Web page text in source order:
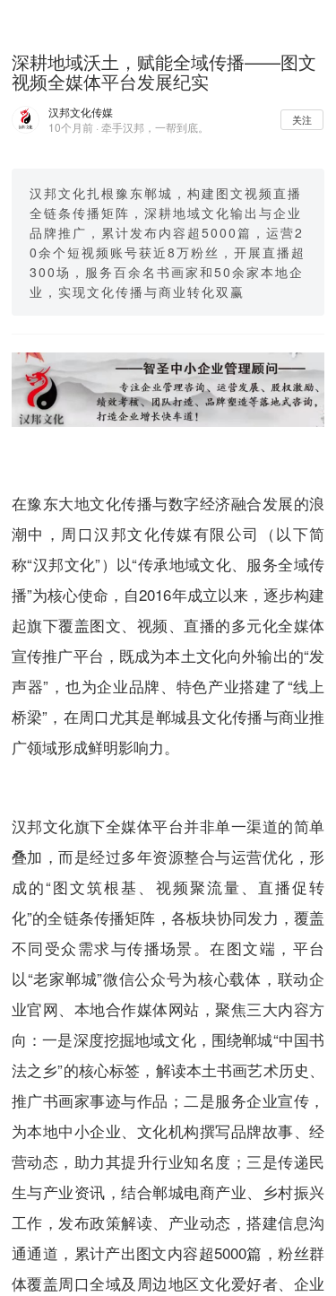
深耕地域沃土，赋能全域传播——图文
视频全媒体平台发展纪实
汉邦文化传媒
10个月前 · 牵手汉邦，一帮到底。
关注
汉邦文化扎根豫东郸城，构建图文视频直播
全链条传播矩阵，深耕地域文化输出与企业
品牌推广，累计发布内容超5000篇，运营2
0余个短视频账号获近8万粉丝，开展直播超
300场，服务百余名书画家和50余家本地企
业，实现文化传播与商业转化双赢
在豫东大地文化传播与数字经济融合发展的浪
潮中，周口汉邦文化传媒有限公司（以下简
称“汉邦文化”）以“传承地域文化、服务全域传
播”为核心使命，自2016年成立以来，逐步构建
起旗下覆盖图文、视频、直播的多元化全媒体
宣传推广平台，既成为本土文化向外输出的“发
声器”，也为企业品牌、特色产业搭建了“线上
桥梁”，在周口尤其是郸城县文化传播与商业推
广领域形成鲜明影响力。
汉邦文化旗下全媒体平台并非单一渠道的简单
叠加，而是经过多年资源整合与运营优化，形
成的“图文筑根基、视频聚流量、直播促转
化”的全链条传播矩阵，各板块协同发力，覆盖
不同受众需求与传播场景。在图文端，平台
以“老家郸城”微信公众号为核心载体，联动企
业官网、本地合作媒体网站，聚焦三大内容方
向：一是深度挖掘地域文化，围绕郸城“中国书
法之乡”的核心标签，解读本土书画艺术历史、
推广书画家事迹与作品；二是服务企业宣传，
为本地中小企业、文化机构撰写品牌故事、经
营动态，助力其提升行业知名度；三是传递民
生与产业资讯，结合郸城电商产业、乡村振兴
工作，发布政策解读、产业动态，搭建信息沟
通通道，累计产出图文内容超5000篇，粉丝群
体覆盖周口全域及周边地区文化爱好者、企业